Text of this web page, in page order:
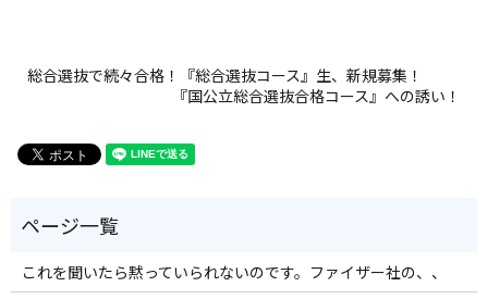
総合選抜で続々合格！『総合選抜コース』生、新規募集！
『国公立総合選抜合格コース』への誘い！
これを聞いたら黙っていられないのです。ファイザー社の、、